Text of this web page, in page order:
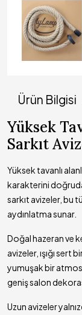
Ürün Bilgisi
Yüksek
Sarkıt
Yüksek tavanlı
karakterini
sarkıt avizeler, bu
aydınlatma sunar.
Doğal hazeran ve
avizeler, ışığı
yumuşak bir
geniş salon
Uzun avizeler